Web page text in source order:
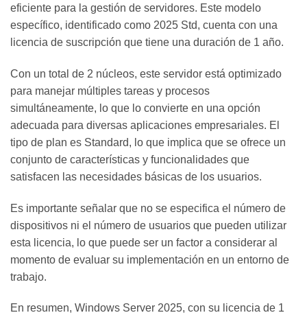
eficiente para la gestión de servidores. Este modelo
específico, identificado como 2025 Std, cuenta con una
licencia de suscripción que tiene una duración de 1 año.
Con un total de 2 núcleos, este servidor está optimizado
para manejar múltiples tareas y procesos
simultáneamente, lo que lo convierte en una opción
adecuada para diversas aplicaciones empresariales. El
tipo de plan es Standard, lo que implica que se ofrece un
conjunto de características y funcionalidades que
satisfacen las necesidades básicas de los usuarios.
Es importante señalar que no se especifica el número de
dispositivos ni el número de usuarios que pueden utilizar
esta licencia, lo que puede ser un factor a considerar al
momento de evaluar su implementación en un entorno de
trabajo.
En resumen, Windows Server 2025, con su licencia de 1